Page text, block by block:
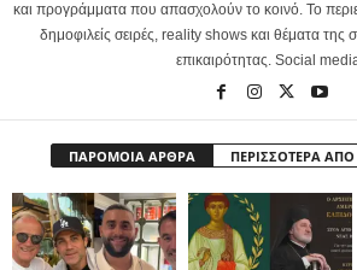
και προγράμματα που απασχολούν το κοινό. Το
δημοφιλείς σειρές, reality shows και θέματα της
επικαιρότητας. Social
ΠΑΡΟΜΟΙΑ ΑΡΘΡΑ ΠΕΡΙΣΣΟΤΕΡΑ